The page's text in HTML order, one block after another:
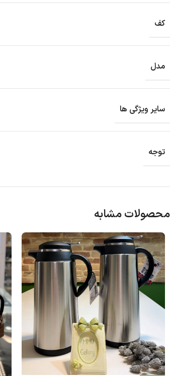
کف
مدل
سایر ویژگی ها
توجه
محصولات مشابه